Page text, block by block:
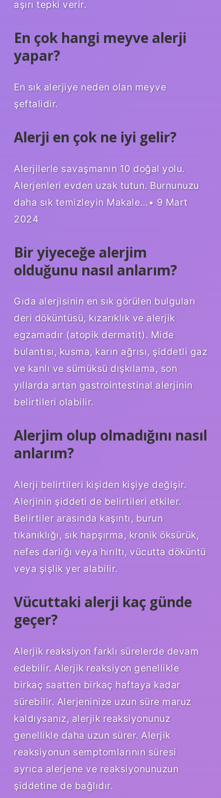
aşırı tepki verir.
En çok hangi meyve alerji
yapar?
En sık alerjiye neden olan meyve
şeftalidir.
Alerji en çok ne iyi gelir?
Alerjilerle savaşmanın 10 doğal yolu.
Alerjenleri evden uzak tutun. Burnunuzu
daha sık temizleyin Makale…• 9 Mart
2024
Bir yiyeceğe alerjim
olduğunu nasıl anlarım?
Gıda alerjisinin en sık görülen bulguları
deri döküntüsü, kızarıklık ve alerjik
egzamadır (atopik dermatit). Mide
bulantısı, kusma, karın ağrısı, şiddetli gaz
ve kanlı ve sümüksü dışkılama, son
yıllarda artan gastrointestinal alerjinin
belirtileri olabilir.
Alerjim olup olmadığını nasıl
anlarım?
Alerji belirtileri kişiden kişiye değişir.
Alerjinin şiddeti de belirtileri etkiler.
Belirtiler arasında kaşıntı, burun
tıkanıklığı, sık hapşırma, kronik öksürük,
nefes darlığı veya hırıltı, vücutta döküntü
veya şişlik yer alabilir.
Vücuttaki alerji kaç günde
geçer?
Alerjik reaksiyon farklı sürelerde devam
edebilir. Alerjik reaksiyon genellikle
birkaç saatten birkaç haftaya kadar
sürebilir. Alerjeninize uzun süre maruz
kaldıysanız, alerjik reaksiyonunuz
genellikle daha uzun sürer. Alerjik
reaksiyonun semptomlarının süresi
ayrıca alerjene ve reaksiyonunuzun
şiddetine de bağlıdır.